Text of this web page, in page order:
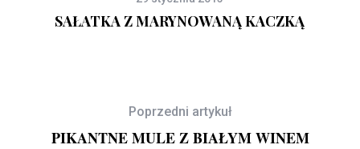
SAŁATKA Z MARYNOWANĄ KACZKĄ
Poprzedni artykuł
PIKANTNE MULE Z BIAŁYM WINEM